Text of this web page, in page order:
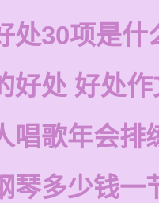
处30项是什
好处 好处作
唱歌年会排
琴多少钱一